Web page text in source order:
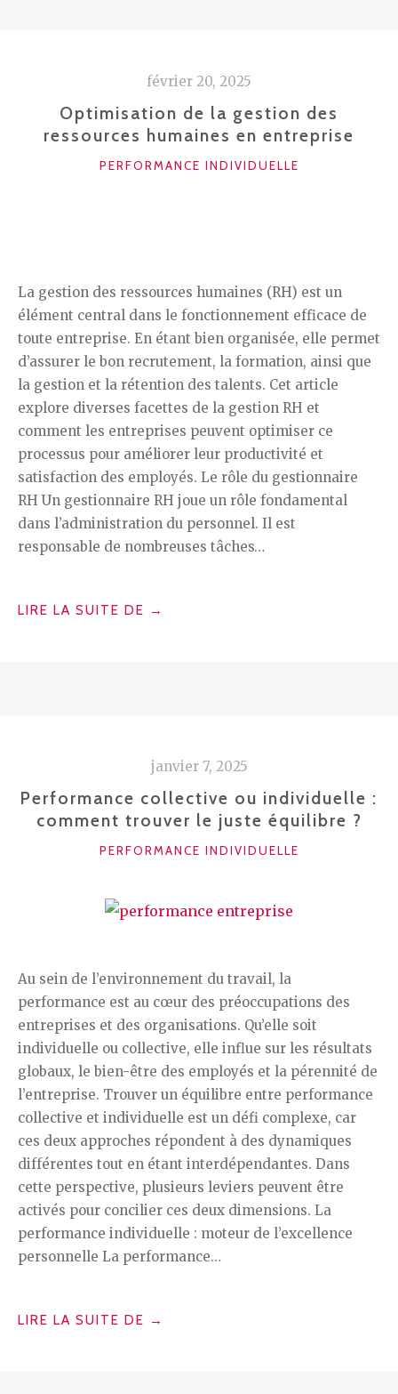
PEUT
SÉCURISER
VOTRE
février 20, 2025
Optimisation de la gestion des
ressources humaines en entreprise
CATÉGORIES
PERFORMANCE INDIVIDUELLE
La gestion des ressources humaines (RH) est un
élément central dans le fonctionnement efficace de
toute entreprise. En étant bien organisée, elle permet
d’assurer le bon recrutement, la formation, ainsi que
la gestion et la rétention des talents. Cet article
explore diverses facettes de la gestion RH et
comment les entreprises peuvent optimiser ce
processus pour améliorer leur productivité et
satisfaction des employés. Le rôle du gestionnaire
RH Un gestionnaire RH joue un rôle fondamental
dans l’administration du personnel. Il est
responsable de nombreuses tâches…
LIRE LA SUITE DE « OPTIMISATION
EN
ENTREPRISE »
→
janvier 7, 2025
Performance collective ou individuelle :
comment trouver le juste équilibre ?
CATÉGORIES
PERFORMANCE INDIVIDUELLE
Au sein de l’environnement du travail, la
performance est au cœur des préoccupations des
entreprises et des organisations. Qu’elle soit
individuelle ou collective, elle influe sur les résultats
globaux, le bien-être des employés et la pérennité de
l’entreprise. Trouver un équilibre entre performance
collective et individuelle est un défi complexe, car
ces deux approches répondent à des dynamiques
différentes tout en étant interdépendantes. Dans
cette perspective, plusieurs leviers peuvent être
activés pour concilier ces deux dimensions. La
performance individuelle : moteur de l’excellence
personnelle La performance…
LIRE LA SUITE DE « PERFORMANCE
→